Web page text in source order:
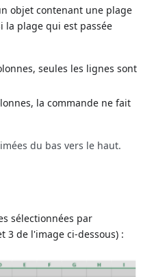
objet contenant une plage
la plage qui est passée
seules les lignes sont
la commande ne fait
du bas vers le haut.
sélectionnées par
3 de l'image ci-dessous) :